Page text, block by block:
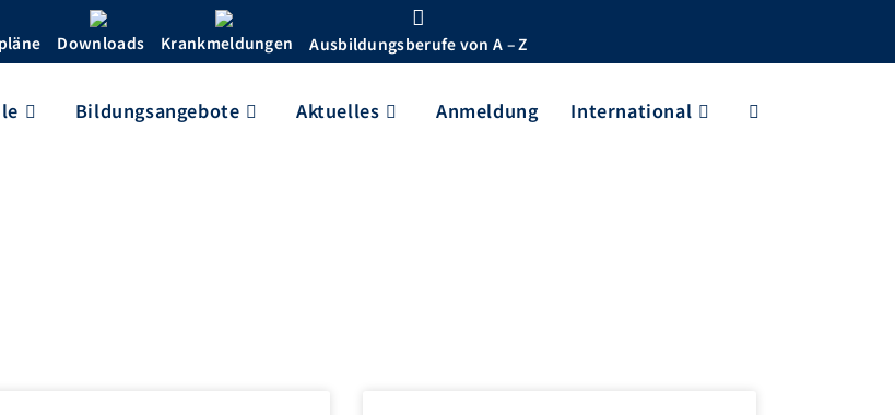
Downloads Krankmeldungen Ausbildungsberufe von A – Z
Bildungsangebote Aktuelles Anmeldung International